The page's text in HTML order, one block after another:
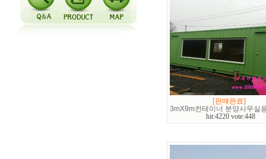
[판매완료]
3mX9m컨테이너 분양사무실
hit:4220 vote:448